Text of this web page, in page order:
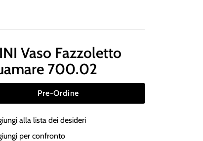
Vaso Fazzoletto
700.02
Pre-Ordine
alla lista dei desideri
per confronto